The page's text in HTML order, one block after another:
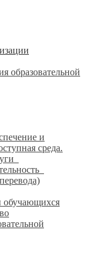
образовательной
и
среда.
обучающихся